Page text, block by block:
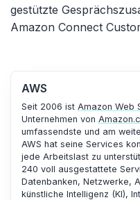
gestützte
Amazon Connect
AWS
Seit 2006 ist Amazon Web
Unternehmen von
umfassendste und am
AWS hat seine Services
jede Arbeitslast zu
240 voll ausgestattete
Datenbanken, Netzwerke,
künstliche Intelligenz (KI),